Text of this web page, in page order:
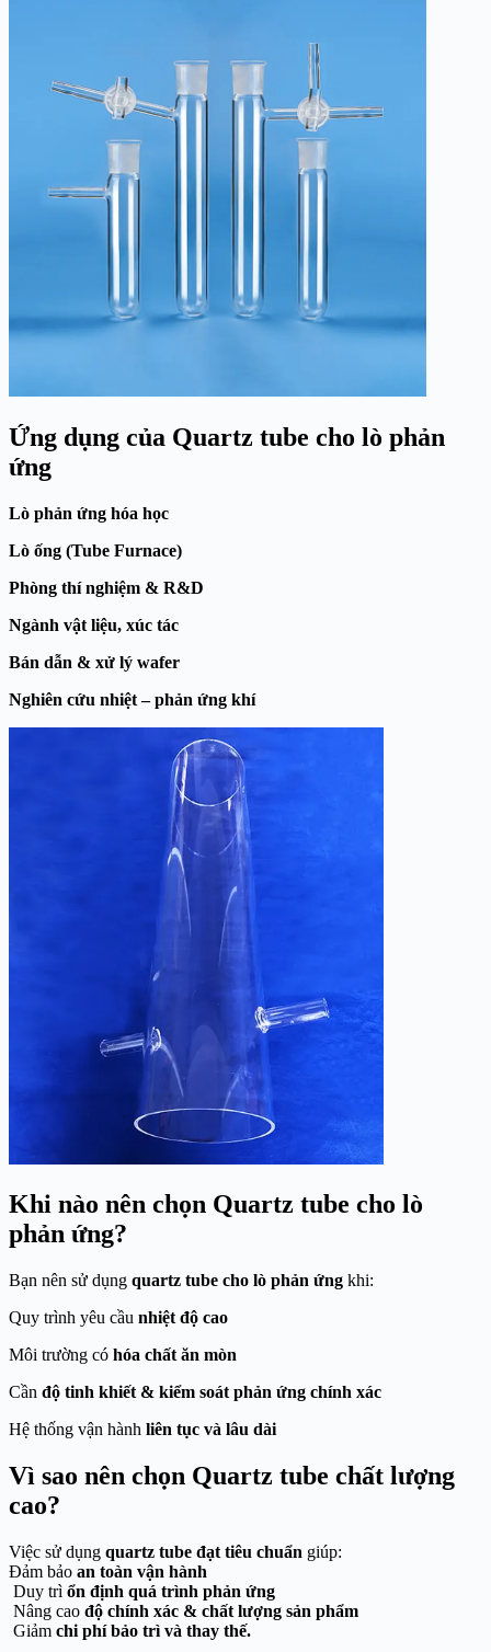
Ứng dụng của Quartz tube cho lò phản
ứng
Lò phản ứng hóa học
Lò ống (Tube Furnace)
Phòng thí nghiệm & R&D
Ngành vật liệu, xúc tác
Bán dẫn & xử lý wafer
Nghiên cứu nhiệt – phản ứng khí
Khi nào nên chọn Quartz tube cho lò
phản ứng?
Bạn nên sử dụng quartz tube cho lò phản ứng khi:
Quy trình yêu cầu nhiệt độ cao
Môi trường có hóa chất ăn mòn
Cần độ tinh khiết & kiểm soát phản ứng chính xác
Hệ thống vận hành liên tục và lâu dài
Vì sao nên chọn Quartz tube chất lượng
cao?
Việc sử dụng quartz tube đạt tiêu chuẩn giúp:
Đảm bảo an toàn vận hành
Duy trì ổn định quá trình phản ứng
Nâng cao độ chính xác & chất lượng sản phẩm
Giảm chi phí bảo trì và thay thế.